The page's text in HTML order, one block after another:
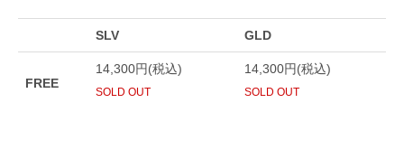
SLV GLD
FREE
14,300円(税込)
SOLD OUT
14,300円(税込)
SOLD OUT